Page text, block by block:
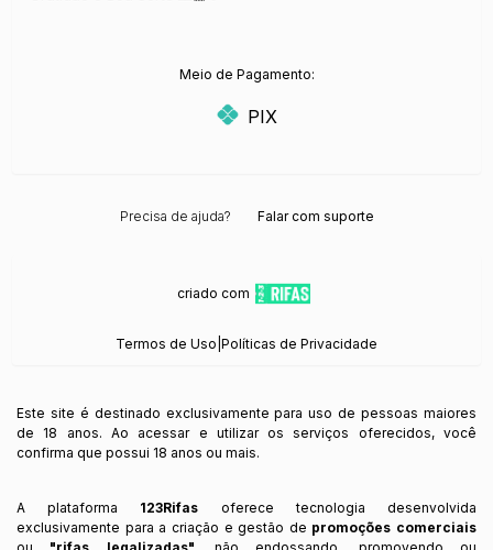
Meio de Pagamento:
PIX
Precisa de ajuda? Falar com suporte
criado com
Termos de Uso Políticas de Privacidade
Este site é destinado exclusivamente para uso de pessoas maiores
de 18 anos. Ao acessar e utilizar os serviços oferecidos, você
confirma que possui 18 anos ou mais.
A plataforma 123Rifas oferece tecnologia desenvolvida
exclusivamente para a criação e gestão de promoções comerciais